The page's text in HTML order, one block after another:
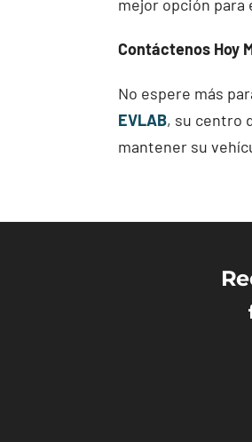
mejor opción para
Contáctenos Hoy
No espere más
EVLAB, su centro
mantener su